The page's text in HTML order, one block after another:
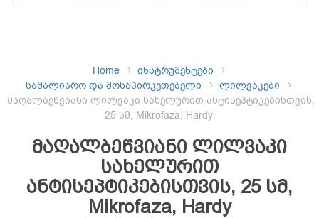
Home
ინსტრუმენტები
სამალიარო და მოსაპირკეთებელი
ლილვაკები
მაღალბეწვიანი ლილვაკი სახელურით ანტისეპტიკებისთვის,
25 სმ, Mikrofaza, Hardy
მაღალბეწვიანი ლილვაკი
სახელურით
ანტისეპტიკებისთვის, 25 სმ,
Mikrofaza, Hardy